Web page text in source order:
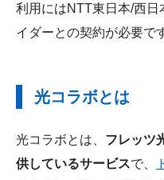
利用にはNTT東日本/西
イダーとの契約が必要で
光コラボとは
光コラボとは、 フレッツ
供しているサービスで、